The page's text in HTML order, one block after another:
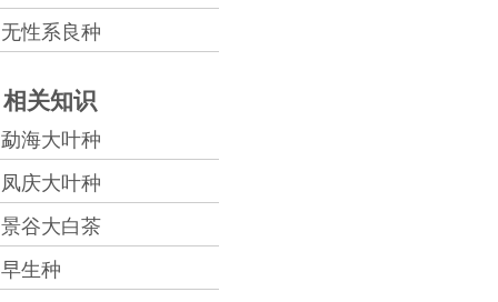
无性系良种
相关知识
勐海大叶种
凤庆大叶种
景谷大白茶
早生种